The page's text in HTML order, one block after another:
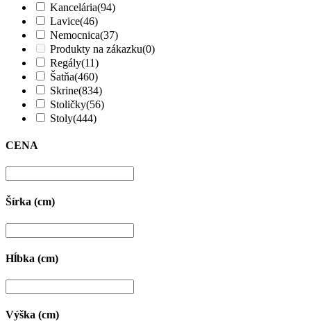
Kancelária(94)
Lavice(46)
Nemocnica(37)
Produkty na zákazku(0)
Regály(11)
Šatňa(460)
Skrine(834)
Stoličky(56)
Stoly(444)
CENA
Šírka (cm)
Hĺbka (cm)
Výška (cm)